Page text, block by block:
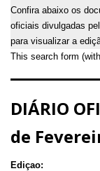
Confira abaixo os
oficiais divulgadas
para visualizar a
This search form
DIÁRIO
de
Ediçao: